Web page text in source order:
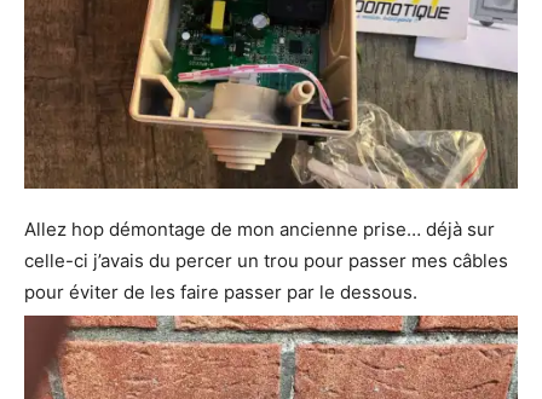
Allez hop démontage de mon ancienne prise… déjà sur
celle-ci j’avais du percer un trou pour passer mes câbles
pour éviter de les faire passer par le dessous.